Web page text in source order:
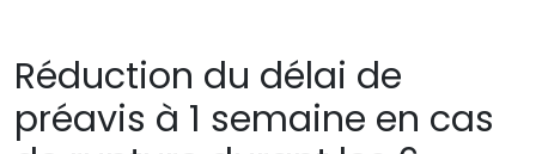
Réduction du délai de
préavis à 1 semaine en cas